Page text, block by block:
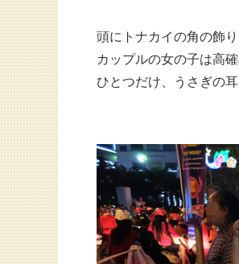
頭にトナカイの角の飾
カップルの女の子は高
ひとつだけ、うさぎの